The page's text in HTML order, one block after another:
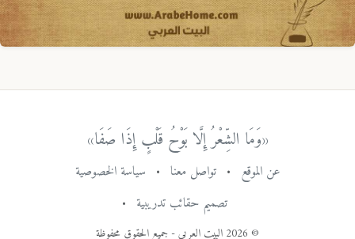
«وَمَا الشِّعْرُ إِلَّا بَوْحُ قَلْبٍ إِذَا صَفَا»
عن الموقع تواصل معنا
سياسة الخصوصية
تصميم حقائب تدريبية
© 2026 البيت العربي - جميع الحقوق محفوظة